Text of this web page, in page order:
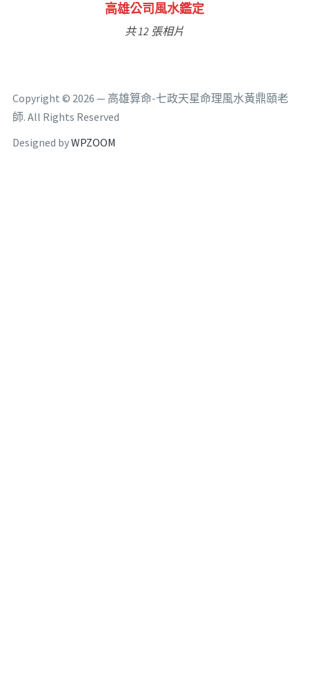
林氏福主量子生基造命
Copyright © 2026 — 高雄算命-七政天星命理風水黃鼎頤老
師. All Rights Reserved
Designed byWPZOOM